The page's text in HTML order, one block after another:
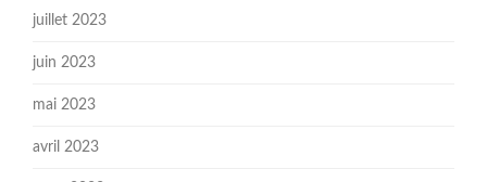
juillet 2023
juin 2023
mai 2023
avril 2023